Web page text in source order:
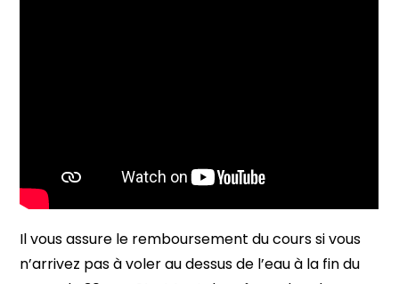
Il vous assure le remboursement du cours si vous
n’arrivez pas à voler au dessus de l’eau à la fin du